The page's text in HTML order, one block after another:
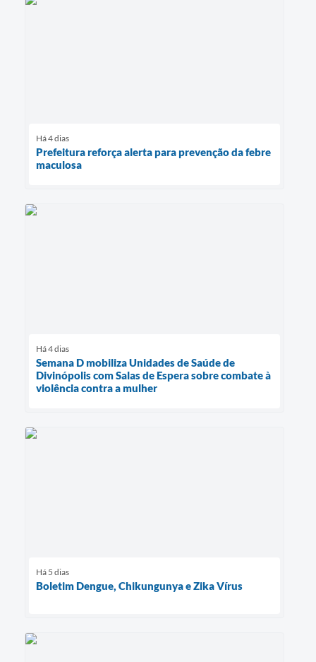
Há 4 dias
Prefeitura reforça alerta para prevenção da febre
maculosa
Há 4 dias
Semana D mobiliza Unidades de Saúde de
Divinópolis com Salas de Espera sobre combate à
violência contra a mulher
Há 5 dias
Boletim Dengue, Chikungunya e Zika Vírus